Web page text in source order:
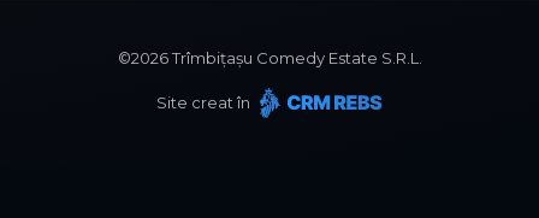
©2026Trîmbițașu Comedy Estate S.R.L.
Site creat în